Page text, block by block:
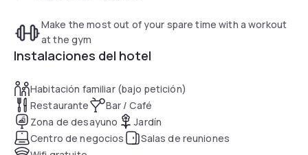
Make the most out of your spare time with a workout
at the gym
Instalaciones del hotel
Habitación familiar (bajo petición)
Restaurante
Bar / Café
Zona de desayuno
Jardín
Centro de negocios
Salas de reuniones